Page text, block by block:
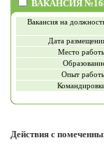
ВАКАНСИЯ
Вакансия на
Дата
Место
Опыт
Действия с